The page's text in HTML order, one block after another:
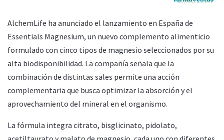
AlchemLife ha anunciado el lanzamiento en España de
Essentials Magnesium, un nuevo complemento alimenticio
formulado con cinco tipos de magnesio seleccionados por su
alta biodisponibilidad. La compañía señala que la
combinación de distintas sales permite una acción
complementaria que busca optimizar la absorción y el
aprovechamiento del mineral en el organismo.
La fórmula integra citrato, bisglicinato, pidolato,